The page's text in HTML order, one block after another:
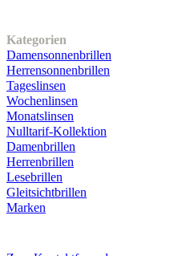
Kategorien
Damensonnenbrillen
Herrensonnenbrillen
Tageslinsen
Wochenlinsen
Monatslinsen
Nulltarif-Kollektion
Damenbrillen
Herrenbrillen
Lesebrillen
Gleitsichtbrillen
Marken